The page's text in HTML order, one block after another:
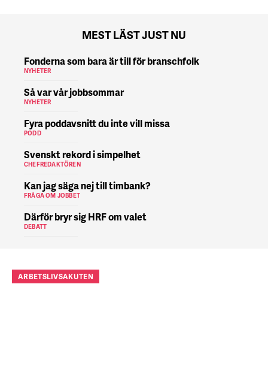
MEST LÄST JUST NU
Fonderna som bara är till för branschfolk
NYHETER
Så var vår jobbsommar
NYHETER
Fyra poddavsnitt du inte vill missa
PODD
Svenskt rekord i simpelhet
CHEFREDAKTÖREN
Kan jag säga nej till timbank?
FRÅGA OM JOBBET
Därför bryr sig HRF om valet
DEBATT
ARBETSLIVSAKUTEN